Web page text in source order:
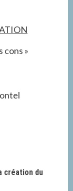
cons »
création du